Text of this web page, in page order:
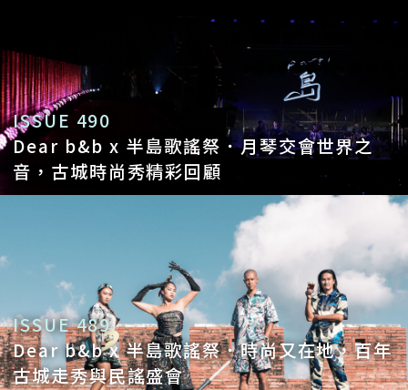
A10：很感謝到現在還一直支持 Dear b&b
的所有夥伴，因為想做好一件事，一個人很
難做大、做久，一群人才能走得長遠。感謝
從大學開始前後參與近九年的 Eleanor！感
謝到職至今五年多的 Bella！還有離開了也
持續協助的 Hazel、阿瑋和 Ellie，產品端
從實習生開始的聿婕，工程師蘑菇、Leo，
當然還有從 logo 就負責 Dear b&b 品牌和
網站設計的 Dewey，真心感謝所有夥伴。
也想感謝台灣，這麼棒的國家，有山有海的
自然環境，也因為過去跌宕的歷史，才能累
積現在自由的台灣，造就了這麼多有愛有夢
ISSUE 490
Dear b&b x 半島歌謠祭．月琴交會世界之
音，古城時尚秀精彩回顧
ISSUE 489
Dear b&b x 半島歌謠祭．時尚又在地，百年
古城走秀與民謠盛會